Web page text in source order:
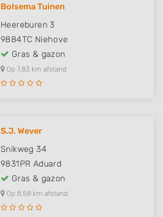
Bolsema Tuinen
Heereburen 3
9884TC Niehove
Gras & gazon
Op 7,83 km afstand
S.J. Wever
Snikweg 34
9831PR Aduard
Gras & gazon
Op 8,58 km afstand